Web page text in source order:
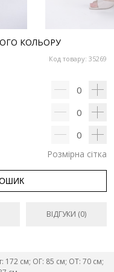
КОЛЬОРУ
Код товару: 35269
0
0
0
Розмірна сітка
ВІДГУКИ (0)
172 см; ОГ: 85 см; ОТ: 70 см;